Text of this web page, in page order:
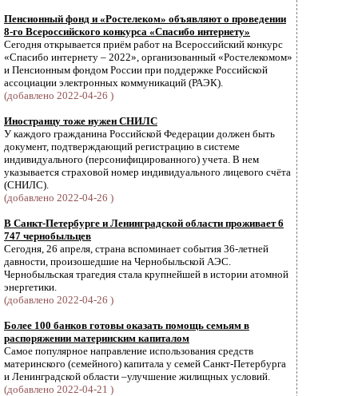
Пенсионный фонд и «Ростелеком» объявляют о проведении
8-го Всероссийского конкурса «Спасибо интернету»
Сегодня открывается приём работ на Всероссийский конкурс
«Спасибо интернету – 2022», организованный «Ростелекомом»
и Пенсионным фондом России при поддержке Российской
ассоциации электронных коммуникаций (РАЭК).
(добавлено 2022-04-26 )
Иностранцу тоже нужен СНИЛС
У каждого гражданина Российской Федерации должен быть
документ, подтверждающий регистрацию в системе
индивидуального (персонифицированного) учета. В нем
указывается страховой номер индивидуального лицевого счёта
(СНИЛС).
(добавлено 2022-04-26 )
В Санкт-Петербурге и Ленинградской области проживает 6
747 чернобыльцев
Сегодня, 26 апреля, страна вспоминает события 36-летней
давности, произошедшие на Чернобыльской АЭС.
Чернобыльская трагедия стала крупнейшей в истории атомной
энергетики.
(добавлено 2022-04-26 )
Более 100 банков готовы оказать помощь семьям в
распоряжении материнским капиталом
Самое популярное направление использования средств
материнского (семейного) капитала у семей Санкт-Петербурга
и Ленинградской области –улучшение жилищных условий.
(добавлено 2022-04-21 )